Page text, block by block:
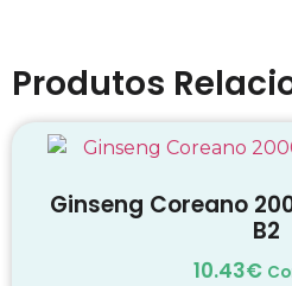
Produtos
Ginseng Coreano
B2
10.43€